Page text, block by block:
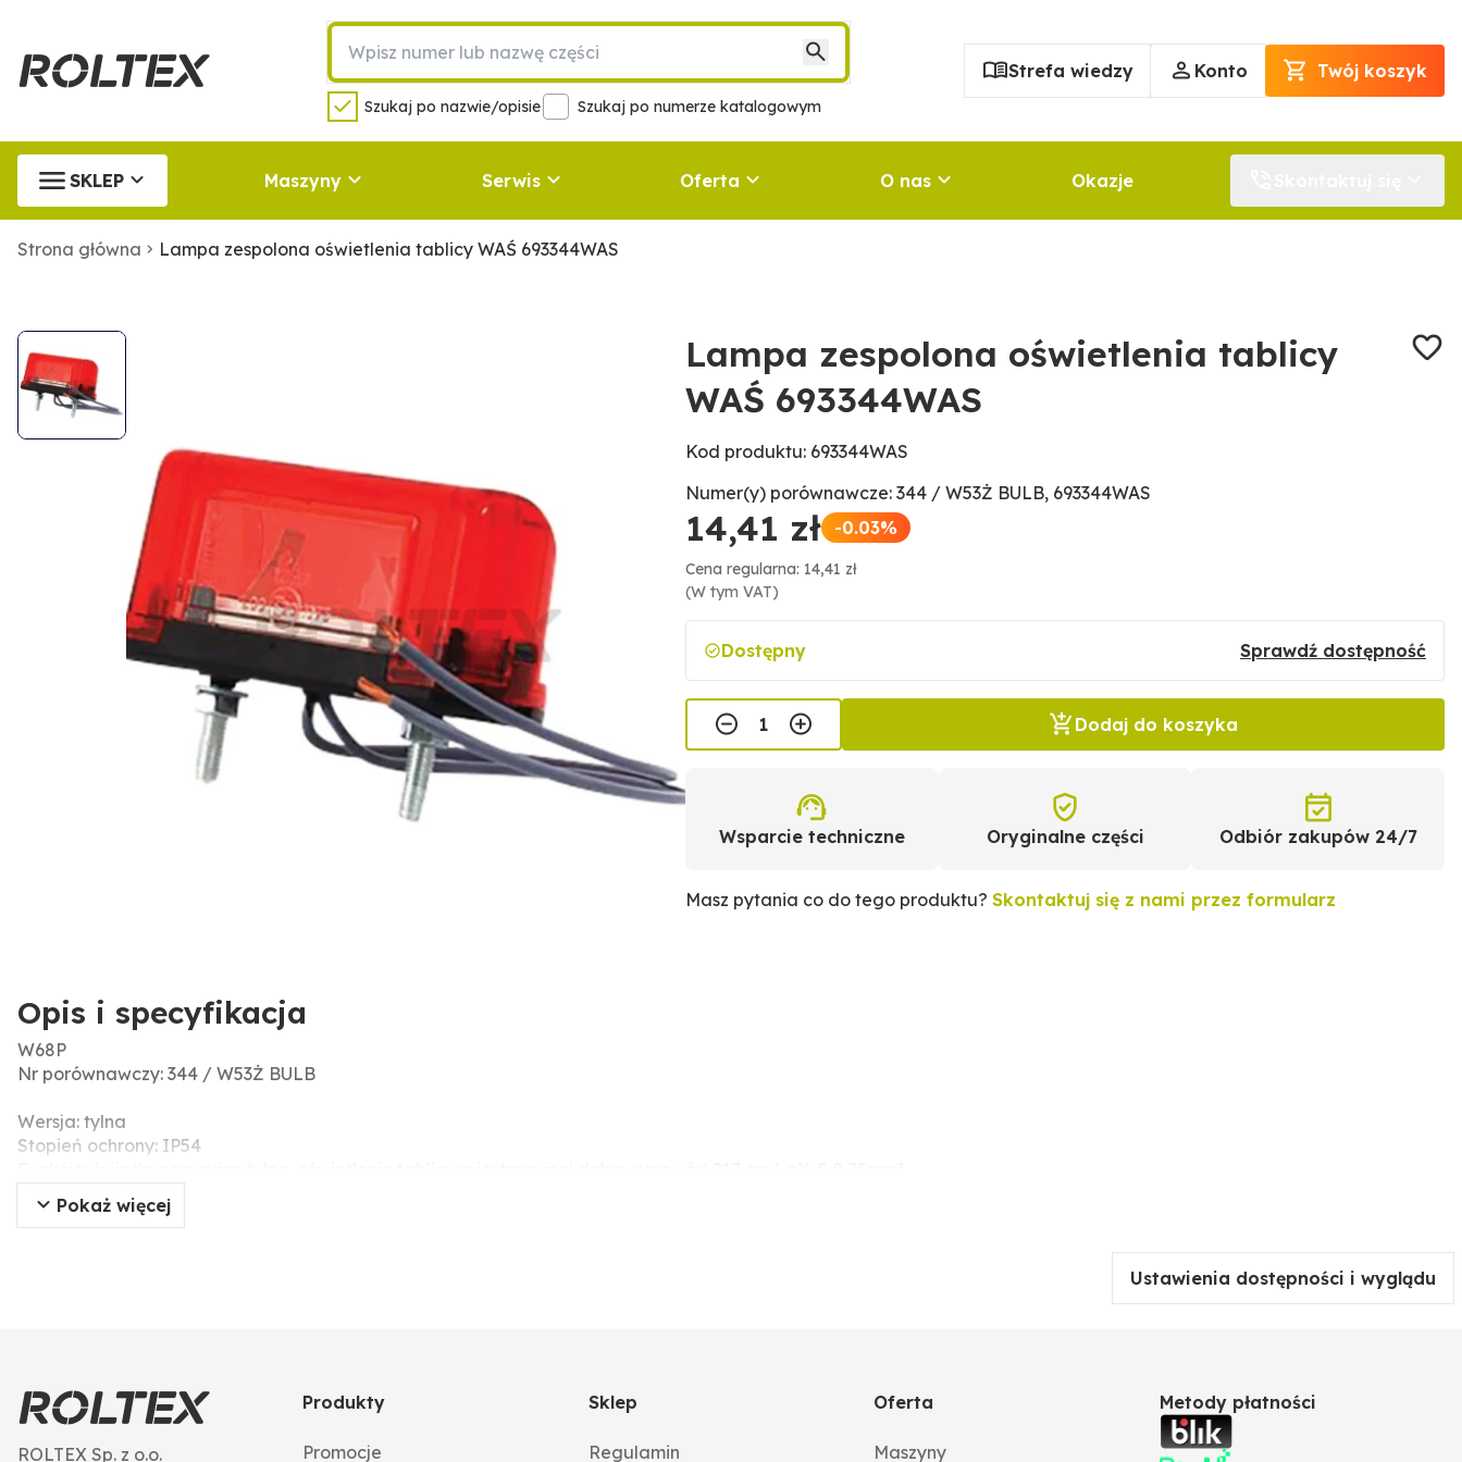
Szukaj po nazwie/opisie Szukaj po numerze katalogowym
Strefa wiedzy Konto Twój koszyk
SKLEP Maszyny Serwis Oferta O nas Okazje
Strona główna Lampa zespolona oświetlenia tablicy WAŚ 693344WAS
Lampa zespolona oświetlenia tablicy
WAŚ 693344WAS
Kod produktu: 693344WAS
Numer(y) porównawcze: 344 / W53Ż BULB, 693344WAS
14,41 zł -0.03%
Cena regularna: 14,41 zł
(W tym VAT)
Dostępny Sprawdź dostępność
Dodaj do koszyka
Wsparcie techniczne Oryginalne części Odbiór zakupów 24/7
Masz pytania co do tego produktu?Skontaktuj się z nami przez formularz
Opis i specyfikacja
W68P
Nr porównawczy: 344 / W53Ż BULB
Wersja: tylna
Stopień ochrony: IP54
Napięcie (V): 12 -24
Pokaż więcej
Ustawienia dostępności i wyglądu
ROLTEX Sp. z o.o.
Produkty
Promocje
Sklep
Regulamin
Oferta
Maszyny
Metody płatności